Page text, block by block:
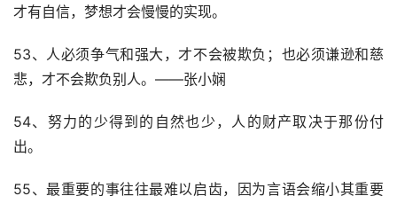
才有自信，梦想才会慢慢的实现。
53、人必须争气和强大，才不会被欺负；也必须谦逊和慈
悲，才不会欺负别人。——张小娴
54、努力的少得到的自然也少，人的财产取决于那份付
出。
55、最重要的事往往最难以启齿，因为言语会缩小其重要